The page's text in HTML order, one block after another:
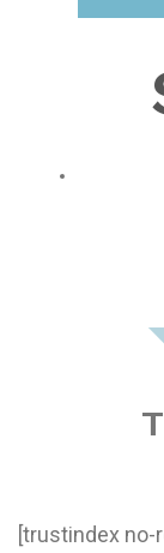
[trustindex no-